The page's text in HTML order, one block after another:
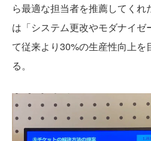
ら最適な担当者を推薦してく
は「システム更改やモダナイゼ
て従来より30%の生産性向上
る。